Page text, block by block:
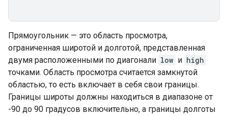
Прямоугольник — это область просмотра,
ограниченная широтой и долготой, представленная
двумя расположенными по диагонали low и high
точками. Область просмотра считается замкнутой
областью, то есть включает в себя свои границы.
Границы широты должны находиться в диапазоне от
-90 до 90 градусов включительно, а границы долготы